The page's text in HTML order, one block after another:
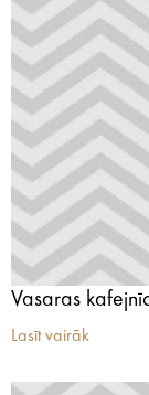
Vasaras
Lasīt vairāk